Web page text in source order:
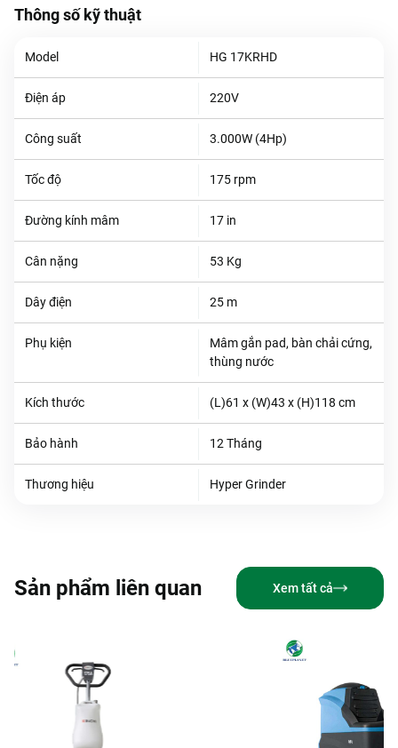
Thông số kỹ thuật
Model HG 17KRHD
Điện áp 220V
Công suất 3.000W (4Hp)
Tốc độ 175 rpm
Đường kính mâm 17 in
Cân nặng 53 Kg
Dây điện 25 m
Phụ kiện
Mâm gắn pad, bàn chải cứng,
thùng nước
Kích thước (L)61 x (W)43 x (H)118 cm
Bảo hành 12 Tháng
Thương hiệu Hyper Grinder
Sản phẩm liên quan Xem tất cả